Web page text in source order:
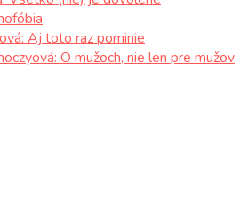
Aj toto raz pominie
O mužoch, nie len pre mužov